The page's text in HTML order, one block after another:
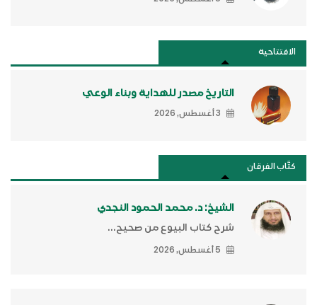
الافتتاحية
التاريخ مصدر للهداية وبناء الوعي
3 أغسطس, 2026
كتَّاب الفرقان
الشيخ: د. محمد الحمود النجدي
شرح كتاب البيوع من صحيح...
5 أغسطس, 2026